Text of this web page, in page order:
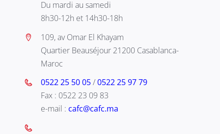
Du mardi au samedi
8h30-12h et 14h30-18h
109, av Omar El Khayam
Quartier Beauséjour 21200 Casablanca-
Maroc
0522 25 50 05/0522 25 97 79
Fax : 0522 23 09 83
e-mail : cafc@cafc.ma